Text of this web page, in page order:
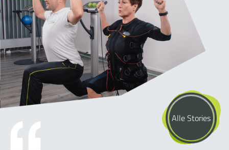
Alle Stories